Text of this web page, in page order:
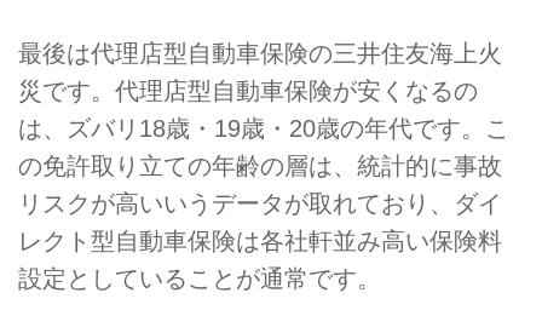
最後は代理店型自動車保険の三井住友海上火
災です。代理店型自動車保険が安くなるの
は、ズバリ18歳・19歳・20歳の年代です。こ
の免許取り立ての年齢の層は、統計的に事故
リスクが高いいうデータが取れており、ダイ
レクト型自動車保険は各社軒並み高い保険料
設定としていることが通常です。